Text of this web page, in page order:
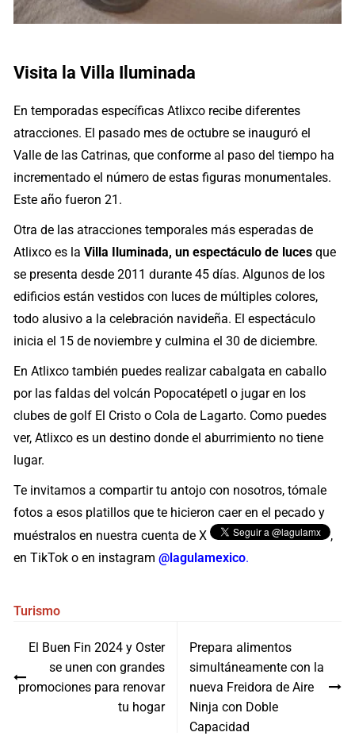
Visita la Villa Iluminada
En temporadas específicas Atlixco recibe diferentes
atracciones. El pasado mes de octubre se inauguró el
Valle de las Catrinas, que conforme al paso del tiempo ha
incrementado el número de estas figuras monumentales.
Este año fueron 21.
Otra de las atracciones temporales más esperadas de
Atlixco es la Villa Iluminada, un espectáculo de luces que
se presenta desde 2011 durante 45 días. Algunos de los
edificios están vestidos con luces de múltiples colores,
todo alusivo a la celebración navideña. El espectáculo
inicia el 15 de noviembre y culmina el 30 de diciembre.
En Atlixco también puedes realizar cabalgata en caballo
por las faldas del volcán Popocatépetl o jugar en los
clubes de golf El Cristo o Cola de Lagarto. Como puedes
ver, Atlixco es un destino donde el aburrimiento no tiene
lugar.
Te invitamos a compartir tu antojo con nosotros, tómale
fotos a esos platillos que te hicieron caer en el pecado y
muéstralos en nuestra cuenta de X
,
en TikTok o en instagram@lagulamexico.
Turismo
de
entradas
El Buen Fin 2024 y Oster
se unen con grandes
promociones para renovar
tu hogar
Prepara alimentos
simultáneamente con la
nueva Freidora de Aire
Ninja con Doble
Capacidad